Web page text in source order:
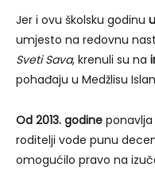
Jer i ovu školsku godinu
umjesto na redovnu
Sveti Sava, krenuli su na
pohađaju u Medžlisu
Od 2013. godine
roditelji vode punu
omogućilo pravo na